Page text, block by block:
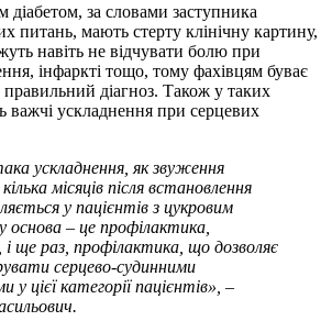
діабетом, за словами заступника
питань, мають стерту клінічну картину,
навіть не відчувати болю при
інфаркті тощо, тому фахівцям буває
діагноз. Також у таких
важчі ускладнення при серцевих
ускладнення, як звуження
місяців після встановлення
у пацієнтів з цукровим
основа – це профілактика,
ще раз, профілактика, що дозволяє
серцево-судинними
у цієї категорії пацієнтів», –